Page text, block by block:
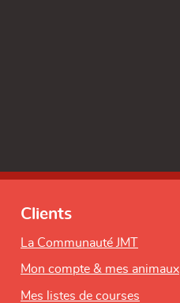
Clients
La Communauté JMT
Mon compte & mes animaux
Mes listes de courses